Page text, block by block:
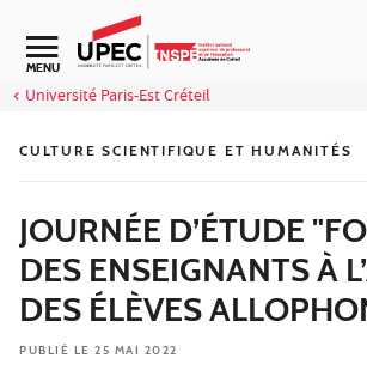
Aller au contenu
Navigation secondaire
MENU
Université Paris-Est Créteil
CULTURE SCIENTIFIQUE ET HUMANITÉS
JOURNÉE D’ÉTUDE
DES ENSEIGNANTS À
DES ÉLÈVES
PUBLIÉ LE 25 MAI 2022